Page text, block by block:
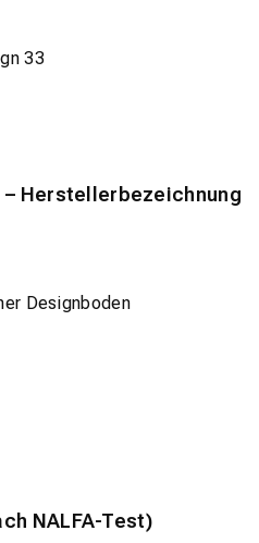
33
Herstellerbezeichnung
Designboden
NALFA-Test)